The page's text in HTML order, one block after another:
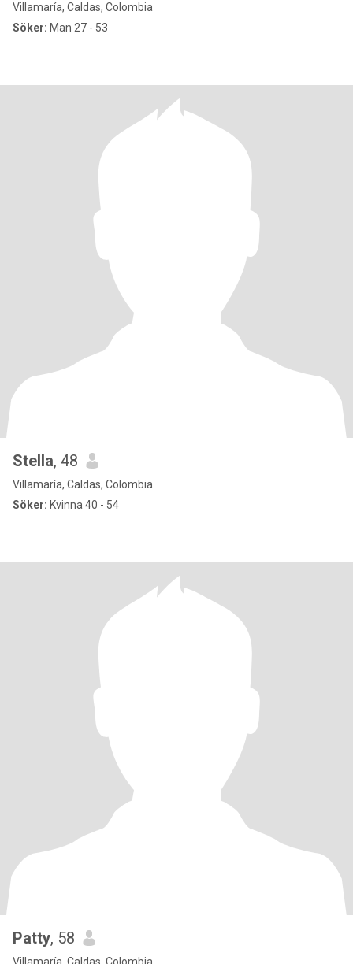
Villamaría, Caldas, Colombia
Söker: Man 27 - 53
Stella, 48
Villamaría, Caldas, Colombia
Söker: Kvinna 40 - 54
Patty, 58